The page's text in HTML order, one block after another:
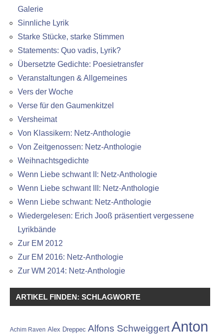
Galerie
Sinnliche Lyrik
Starke Stücke, starke Stimmen
Statements: Quo vadis, Lyrik?
Übersetzte Gedichte: Poesietransfer
Veranstaltungen & Allgemeines
Vers der Woche
Verse für den Gaumenkitzel
Versheimat
Von Klassikern: Netz-Anthologie
Von Zeitgenossen: Netz-Anthologie
Weihnachtsgedichte
Wenn Liebe schwant II: Netz-Anthologie
Wenn Liebe schwant III: Netz-Anthologie
Wenn Liebe schwant: Netz-Anthologie
Wiedergelesen: Erich Jooß präsentiert vergessene
Lyrikbände
Zur EM 2012
Zur EM 2016: Netz-Anthologie
Zur WM 2014: Netz-Anthologie
ARTIKEL FINDEN: SCHLAGWORTE
Achim Raven Alex Dreppec Alfons Schweiggert Anton